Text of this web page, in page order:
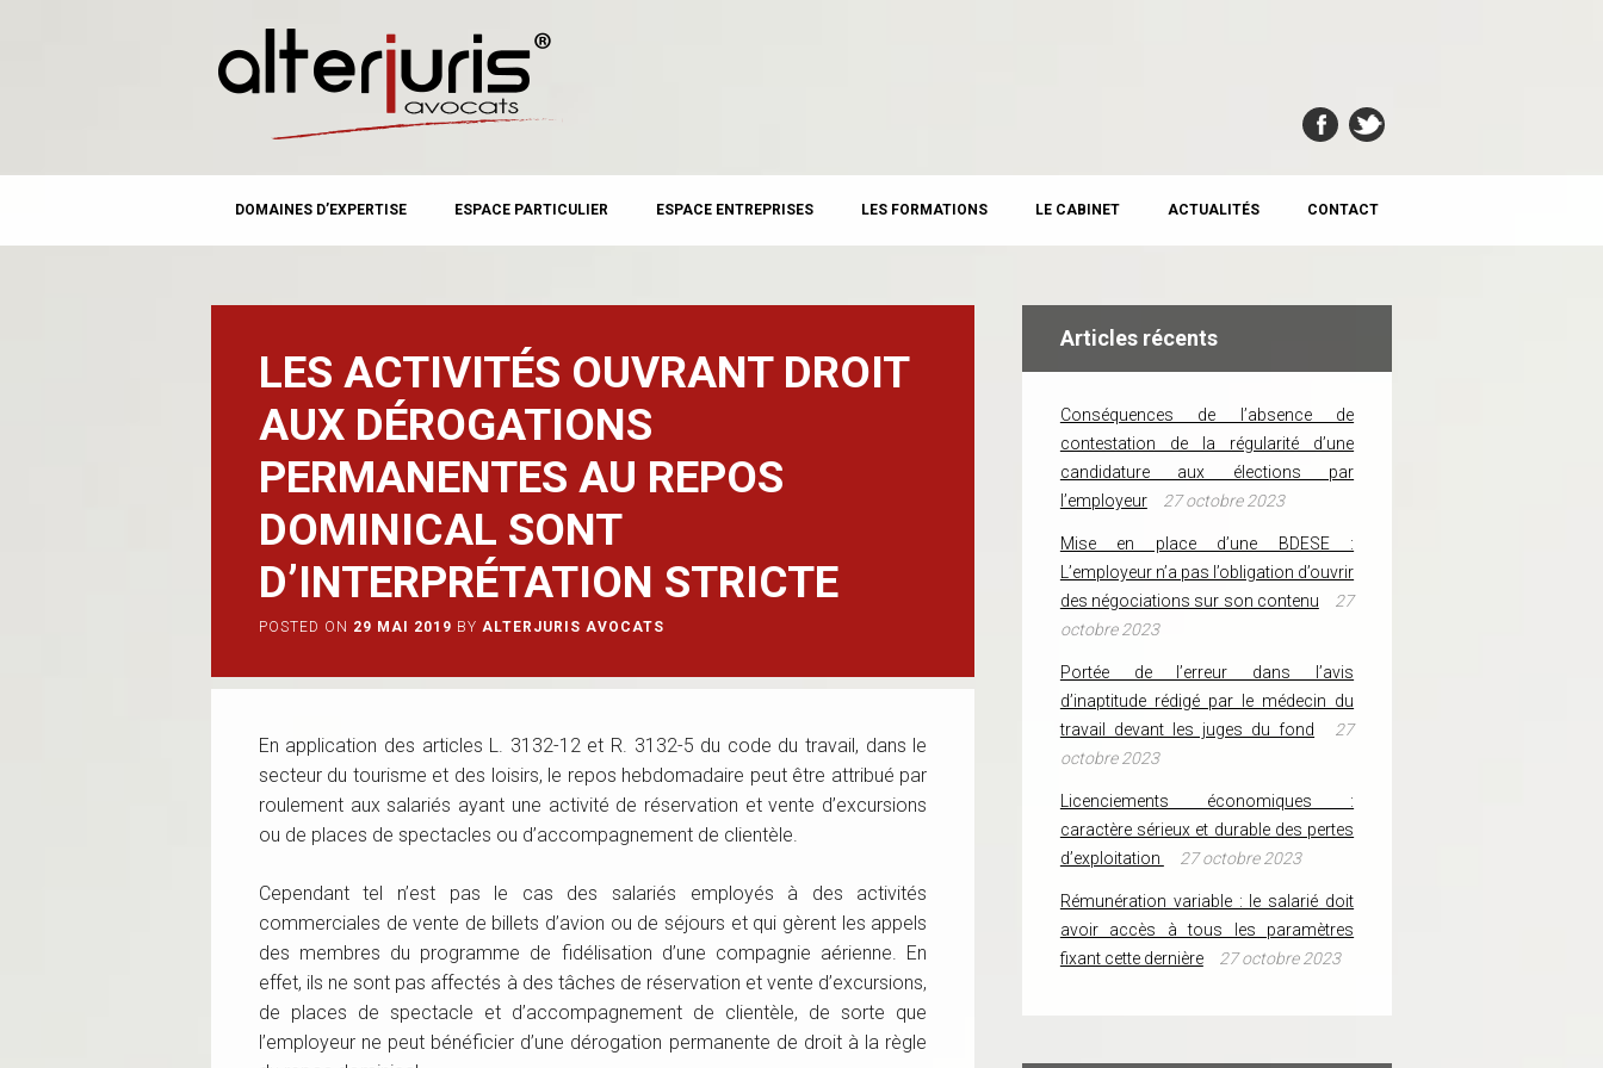
MAIN MENU
content
DOMAINES D’EXPERTISE ESPACE PARTICULIER ESPACE ENTREPRISES LES FORMATIONS LE CABINET ACTUALITÉS CONTACT
LES ACTIVITÉS OUVRANT DROIT
AUX DÉROGATIONS
PERMANENTES AU REPOS
DOMINICAL SONT
D’INTERPRÉTATION STRICTE
POSTED ON 29 MAI 2019 BY ALTERJURIS AVOCATS
En application des articles L. 3132-12 et R. 3132-5 du code du travail, dans le
secteur du tourisme et des loisirs, le repos hebdomadaire peut être attribué par
roulement aux salariés ayant une activité de réservation et vente d’excursions
ou de places de spectacles ou d’accompagnement de clientèle.
Cependant tel n’est pas le cas des salariés employés à des activités
commerciales de vente de billets d’avion ou de séjours et qui gèrent les appels
des membres du programme de fidélisation d’une compagnie aérienne. En
effet, ils ne sont pas affectés à des tâches de réservation et vente d’excursions,
de places de spectacle et d’accompagnement de clientèle, de sorte que
l’employeur ne peut bénéficier d’une dérogation permanente de droit à la règle
Articles récents
Conséquences de l’absence de
contestation de la régularité d’une
candidature aux élections par
l’employeur
27 octobre 2023
Mise en place d’une BDESE :
L’employeur n’a pas l’obligation d’ouvrir
des négociations sur son contenu
27
octobre 2023
Portée de l’erreur dans l’avis
d’inaptitude rédigé par le médecin du
travail devant les juges du fond
27
octobre 2023
Licenciements économiques :
caractère sérieux et durable des pertes
d’exploitation
27 octobre 2023
Rémunération variable : le salarié doit
avoir accès à tous les paramètres
fixant cette dernière
27 octobre 2023